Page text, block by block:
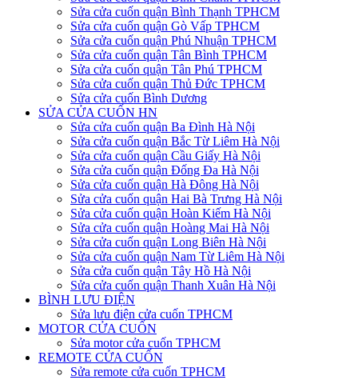
Sửa cửa cuốn quận Bình Thạnh TPHCM
Sửa cửa cuốn quận Gò Vấp TPHCM
Sửa cửa cuốn quận Phú Nhuận TPHCM
Sửa cửa cuốn quận Tân Bình TPHCM
Sửa cửa cuốn quận Tân Phú TPHCM
Sửa cửa cuốn quận Thủ Đức TPHCM
Sửa cửa cuốn Bình Dương
SỬA CỬA CUỐN HN
Sửa cửa cuốn quận Ba Đình Hà Nội
Sửa cửa cuốn quận Bắc Từ Liêm Hà Nội
Sửa cửa cuốn quận Cầu Giấy Hà Nội
Sửa cửa cuốn quận Đống Đa Hà Nội
Sửa cửa cuốn quận Hà Đông Hà Nội
Sửa cửa cuốn quận Hai Bà Trưng Hà Nội
Sửa cửa cuốn quận Hoàn Kiếm Hà Nội
Sửa cửa cuốn quận Hoàng Mai Hà Nội
Sửa cửa cuốn quận Long Biên Hà Nội
Sửa cửa cuốn quận Nam Từ Liêm Hà Nội
Sửa cửa cuốn quận Tây Hồ Hà Nội
Sửa cửa cuốn quận Thanh Xuân Hà Nội
BÌNH LƯU ĐIỆN
Sửa lưu điện cửa cuốn TPHCM
MOTOR CỬA CUỐN
Sửa motor cửa cuốn TPHCM
REMOTE CỬA CUỐN
Sửa remote cửa cuốn TPHCM